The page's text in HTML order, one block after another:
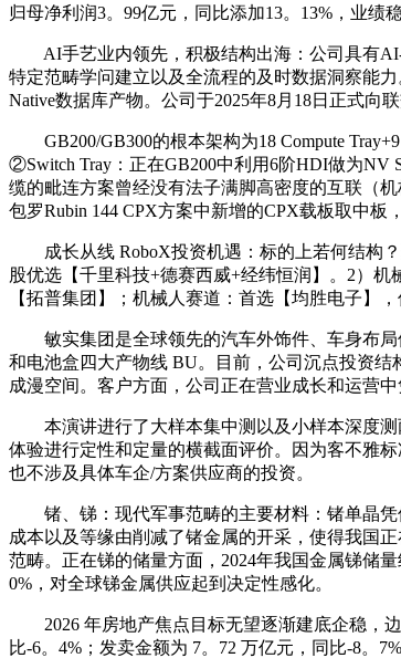
归母净利润3。99亿元，同比添加13。13%，业绩稳
AI手艺业内领先，积极结构出海：公司具有AI-
特定范畴学问建立以及全流程的及时数据洞察能
Native数据库产物。公司于2025年8月18日正式向
GB200/GB300的根本架构为18 Compute
②Switch Tray：正在GB200中利用6阶HDI做为NV
缆的毗连方案曾经没有法子满脚高密度的互联（
包罗Rubin 144 CPX方案中新增的CPX载板取中板
成长从线 RoboX投资机遇：标的上若何结构？
股优选【千里科技+德赛西威+经纬恒润】。2）
【拓普集团】；机械人赛道：首选【均胜电子】
敏实集团是全球领先的汽车外饰件、车身布局
和电池盒四大产物线 BU。目前，公司沉点投资
成漫空间。客户方面，公司正在营业成长和运营
本演讲进行了大样本集中测以及小样本深度测
体验进行定性和定量的横截面评价。因为客不雅
也不涉及具体车企/方案供应商的投资。
锗、锑：现代军事范畴的主要材料：锗单晶凭
成本以及等缘由削减了锗金属的开采，使得我国
范畴。正在锑的储量方面，2024年我国金属锑储
0%，对全球锑金属供应起到决定性感化。
2026 年房地产焦点目标无望逐渐建底企稳，边
比-6。4%；发卖金额为 7。72 万亿元，同比-8。